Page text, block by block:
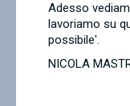
Adesso
lavoriamo su
possibile'.
NICOLA